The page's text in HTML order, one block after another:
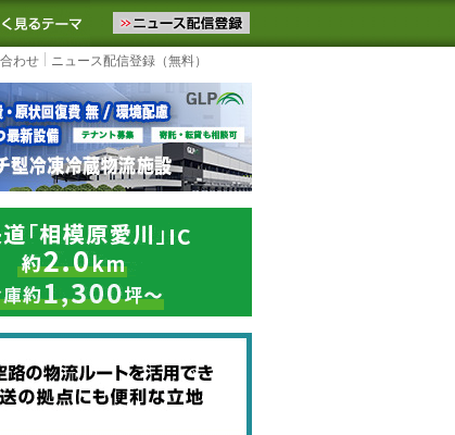
をお届けします。物流ニュースメール配信を登録す
に入りに追加 よく見るテーマ
わせ ニュース配信登録（無料）